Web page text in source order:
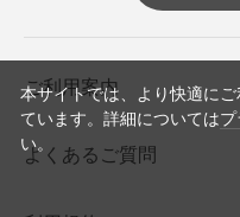
ご利用案内
よくあるご質問
本サイトでは、より快適に
ています。詳細については
い。